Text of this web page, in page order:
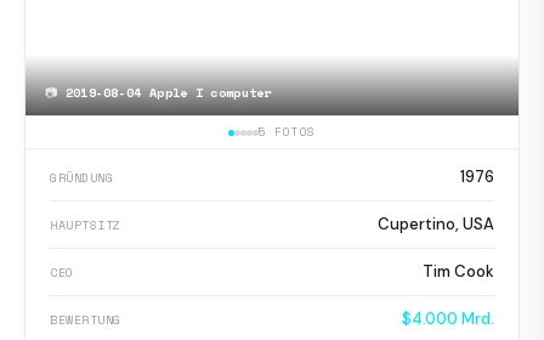
📷2019-08-04 Apple I computer
5 FOTOS
GRÜNDUNG 1976
HAUPTSITZ Cupertino, USA
CEO Tim Cook
BEWERTUNG $4.000 Mrd.